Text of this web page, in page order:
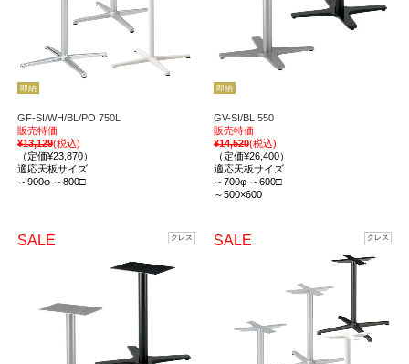
即納
GF-SI/WH/BL/PO 750L
販売特価
¥13,129(税込)
（定価¥23,870）
適応天板サイズ
～900φ ～800□
即納
GV-SI/BL 550
販売特価
¥14,520(税込)
（定価¥26,400）
適応天板サイズ
～700φ ～600□
～500×600
SALE クレス SALE クレス